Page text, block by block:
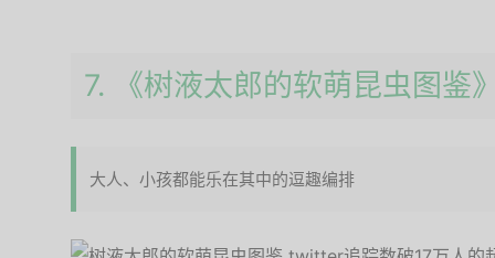
7. 《树液太郎的软萌昆虫图鉴
大人、小孩都能乐在其中的逗趣编排